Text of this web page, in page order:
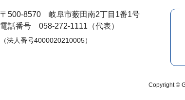
〒500-8570
岐阜市薮田南2丁目1番1号
電話番号 058-272-1111（代表）
（法人番号4000020210005）
Copyright ©